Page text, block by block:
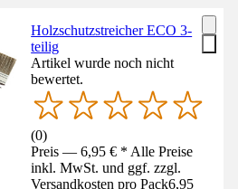
Holzschutzstreicher ECO 3-
teilig
Artikel wurde noch nicht
bewertet.
(0)
Preis — 6,95 € * Alle Preise
inkl. MwSt. und ggf. zzgl.
Versandkosten pro Pack6,95